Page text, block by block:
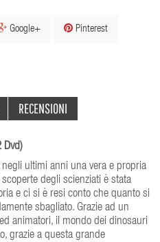
Google+ Pinterest
RECENSIONI
Dvd)
ultimi anni una vera e propria
degli scienziati è stata
e ci si è resi conto che quanto si
sbagliato. Grazie ad un
animatori, il mondo dei dinosauri
grazie a questa grande